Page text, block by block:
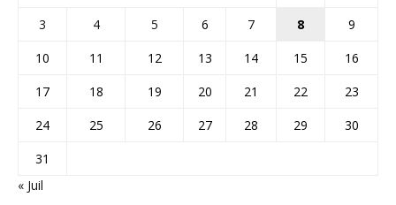
3
4 5 6 7 8
9
10
11 12 13 14 15
16
17
18 19 20 21 22
23
24
25 26 27 28 29
30
31
« Juil